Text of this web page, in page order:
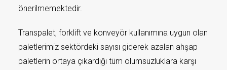
önerilmemektedir.
Transpalet, forklift ve konveyör kullanımına uygun olan
paletlerimiz sektördeki sayısı giderek azalan ahşap
paletlerin ortaya çıkardığı tüm olumsuzluklara karşı